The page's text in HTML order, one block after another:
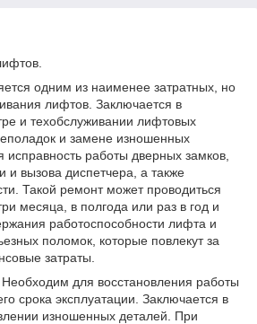
одним из наименее затратных, но
лифтов. Заключается в
и техобслуживании лифтовых
и замене изношенных
исправность работы дверных замков,
и вызова диспетчера, а также
Такой ремонт может проводиться
месяца, в полгода или раз в год и
работоспособности лифта и
поломок, которые повлекут за
затраты.
для восстановления работы
срока эксплуатации. Заключается в
изношенных деталей. При